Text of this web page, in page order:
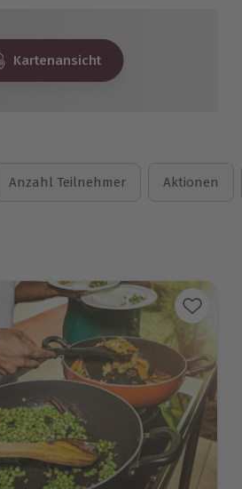
Kartenansicht
Anzahl Teilnehmer Aktionen